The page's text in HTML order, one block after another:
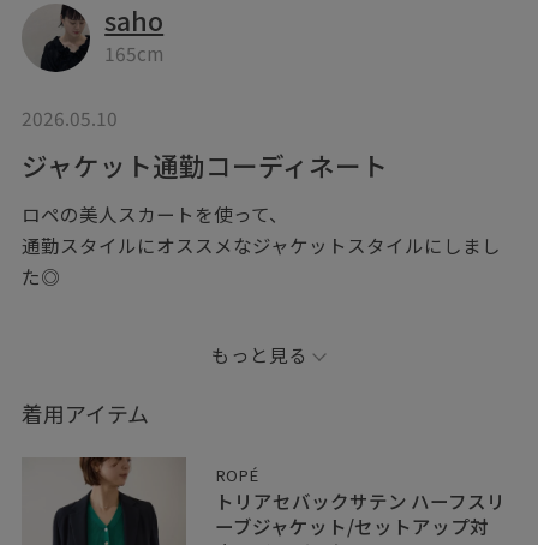
saho
165cm
2026.05.10
ジャケット通勤コーディネート
ロペの美人スカートを使って、
通勤スタイルにオススメなジャケットスタイルにしまし
た◎
したら腰位置高め&すっきりシルエットなのでスタイルア
ップ効果があります。
ぜひチェックしてくださいね♡
※シューズ、アクセサリーはスタッフ私物です。
もっと見る
着用アイテム
ROPÉ
トリアセバックサテン ハーフスリ
ーブジャケット/セットアップ対